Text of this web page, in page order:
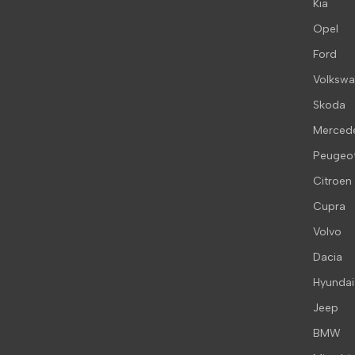
Kia
Opel
Ford
Skoda
Citroen
Cupra
Volvo
Dacia
Hyundai
Jeep
BMW